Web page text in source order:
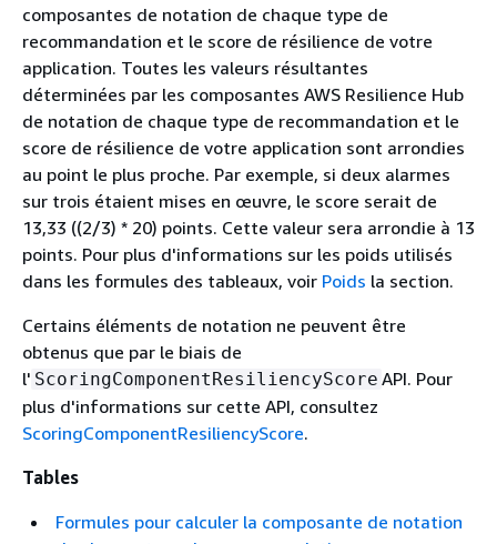
composantes de notation de chaque type de
recommandation et le score de résilience de votre
application. Toutes les valeurs résultantes
déterminées par les composantes AWS Resilience Hub
de notation de chaque type de recommandation et le
score de résilience de votre application sont arrondies
au point le plus proche. Par exemple, si deux alarmes
sur trois étaient mises en œuvre, le score serait de
13,33 ((2/3) * 20) points. Cette valeur sera arrondie à 13
points. Pour plus d'informations sur les poids utilisés
dans les formules des tableaux, voir Poids la section.
Certains éléments de notation ne peuvent être
obtenus que par le biais de
l' ScoringComponentResiliencyScore API. Pour
plus d'informations sur cette API, consultez
ScoringComponentResiliencyScore.
Tables
Formules pour calculer la composante de notation